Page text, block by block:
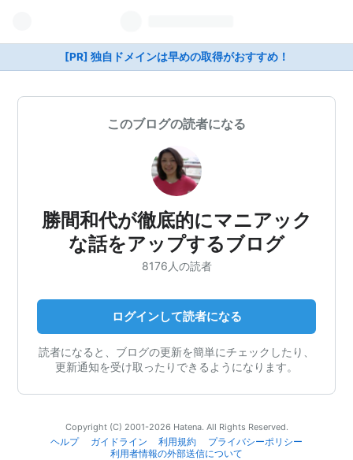
[PR] 独自ドメインは早めの取得がおすすめ！
このブログの読者になる
勝間和代が徹底的にマニアック
な話をアップするブログ
8176人の読者
ログインして読者になる
読者になると、ブログの更新を簡単にチェックしたり、
更新通知を受け取ったりできるようになります。
Copyright (C) 2001-2026 Hatena. All Rights Reserved.
ヘルプ
ガイドライン 利用規約
プライバシーポリシー
利用者情報の外部送信について